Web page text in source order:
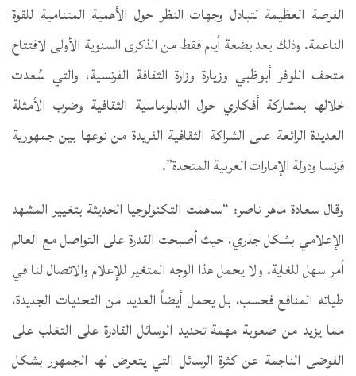
الفرصة العظيمة لتبادل وجهات النظر حول الأهمية المتنامية للقوة
الناعمة. وذلك بعد بضعة أيام فقط من الذكرى السنوية الأولى لافتتاح
متحف اللوفر أبوظبي وزيارة وزارة الثقافة الفرنسية، والتي سُعدت
خلالها بمشاركة أفكاري حول الدبلوماسية الثقافية وضرب الأمثلة
العديدة الرائعة على الشراكة الثقافية الفريدة من نوعها بين جمهورية
فرنسا ودولة الإمارات العربية المتحدة”.
وقال سعادة ماهر ناصر: “ساهمت التكنولوجيا الحديثة بتغيير المشهد
الإعلامي بشكل جذري، حيث أصبحت القدرة على التواصل مع العالم
أمر سهل للغاية. ولا يحمل هذا الوجه المتغير للإعلام والاتصال لنا في
طياته المنافع فحسب، بل يحمل أيضاً العديد من التحديات الجديدة،
مما يزيد من صعوبة مهمة تحديد الوسائل القادرة على التغلب على
الفوضى الناجمة عن كثرة الرسائل التي يتعرض لها الجمهور بشكل